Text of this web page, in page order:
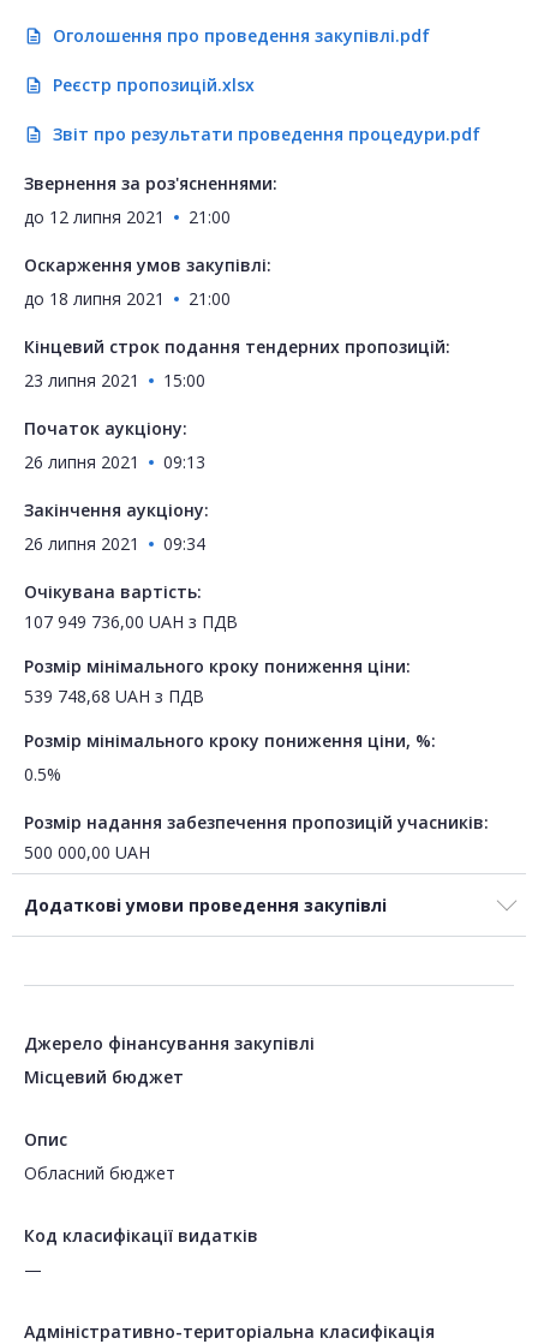
description Оголошення про проведення закупівлі.pdf
description Реєстр пропозицій.xlsx
description Звіт про результати проведення процедури.pdf
Звернення за роз'ясненнями:
до 12 липня 2021 21:00
Оскарження умов закупівлі:
до 18 липня 2021 21:00
Кінцевий строк подання тендерних пропозицій:
23 липня 2021
15:00
Початок аукціону:
26 липня 2021
09:13
Закінчення аукціону:
26 липня 2021
09:34
Очікувана вартість:
107 949 736,00 UAH з ПДВ
Розмір мінімального кроку пониження ціни:
539 748,68 UAH з ПДВ
Розмір мінімального кроку пониження ціни, %:
0.5%
Розмір надання забезпечення пропозицій учасників:
500 000,00 UAH
Додаткові умови проведення закупівлі
Джерело фінансування закупівлі
Місцевий бюджет
Опис
Обласний бюджет
Код класифікації видатків
—
Адміністративно-територіальна класифікація